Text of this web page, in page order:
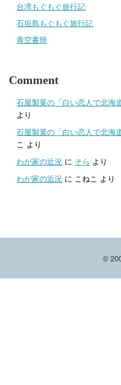
台湾もぐもぐ旅行記
石垣島もぐもぐ旅行記
青空書簡
Comment
石屋製菓の「白い恋人で北海
より
石屋製菓の「白い恋人で北海
こ より
わが家の近況 に そら より
わが家の近況 に こねこ より
©